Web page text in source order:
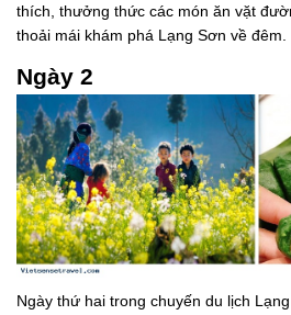
thích, thưởng thức các món ăn vặt
thoải mái khám phá Lạng Sơn về đêm.
Ngày 2
Ngày thứ hai trong chuyến du lịch